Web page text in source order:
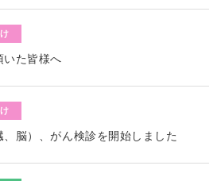
いた皆様へ
脳）、がん検診を開始しました